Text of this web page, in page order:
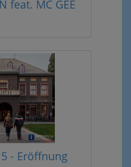
feat. MC GEE
- Eröffnung